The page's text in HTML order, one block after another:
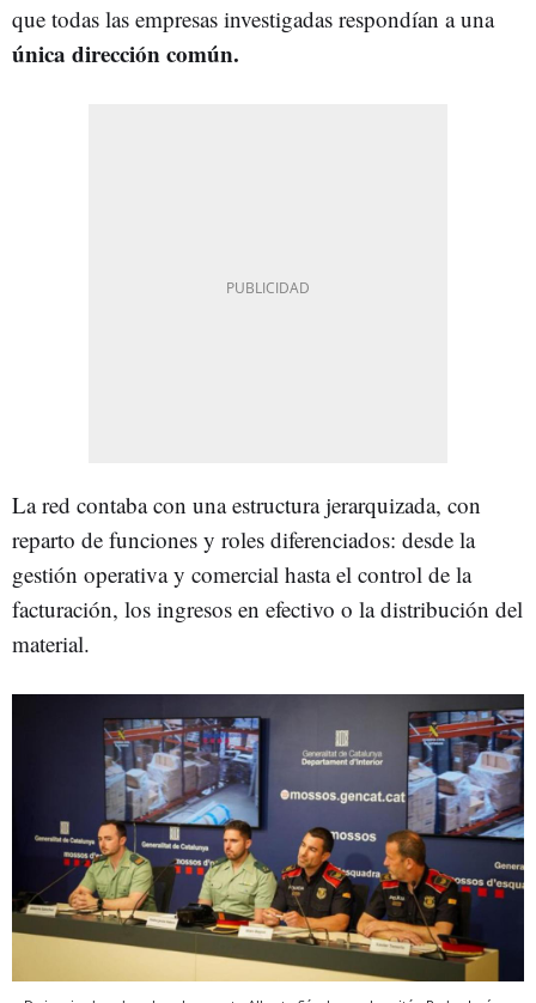
que todas las empresas investigadas respondían a una
única dirección común.
La red contaba con una estructura jerarquizada, con
reparto de funciones y roles diferenciados: desde la
gestión operativa y comercial hasta el control de la
facturación, los ingresos en efectivo o la distribución del
material.